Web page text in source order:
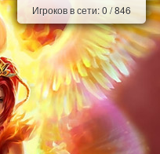
Игроков в сети:0 /846